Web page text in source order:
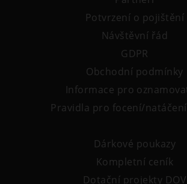
Potvrzení o pojištění
Návštěvní řád
GDPR
Obchodní podmínky
Informace pro
Pravidla pro focení/natáčení
Dárkové poukazy
Kompletní ceník
Dotační projekty DOV